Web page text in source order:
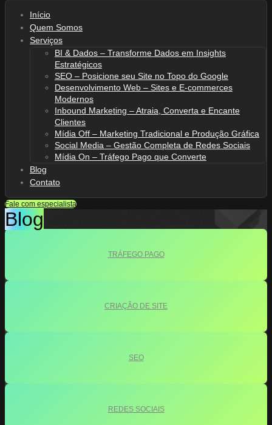
Início
Quem Somos
Serviços
BI & Dados – Transforme Dados em Insights
Estratégicos
SEO – Posicione seu Site no Topo do Google
Desenvolvimento Web – Sites e E-commerces
Modernos
Inbound Marketing – Atraia, Converta e Encante
Clientes
Mídia Off – Marketing Tradicional e Produção Gráfica
Social Media – Gestão Completa de Redes Sociais
Mídia On – Tráfego Pago que Converte
Blog
Contato
Fale com especialista
Blog
TRÁFEGO PAGO
CRIAÇÃO DE SITE
SEO
REDES SOCIAIS